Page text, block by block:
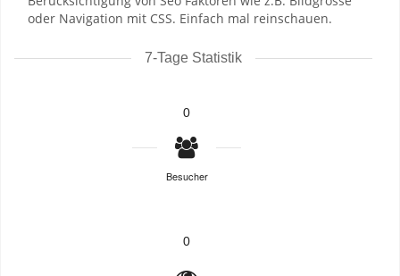
oder Navigation mit CSS. Einfach mal reinschauen.
7-Tage Statistik
0
Besucher
0